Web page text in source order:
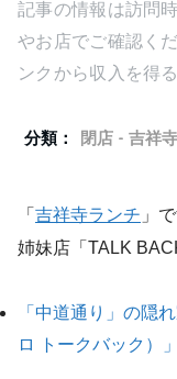
記事の情報は訪問
やお店でご確認く
ンクから収入を得
分類： 閉店 - 吉祥
「 吉祥寺ランチ 」
姉妹店「TALK
「中道通り」の隠
ロ トークバック）